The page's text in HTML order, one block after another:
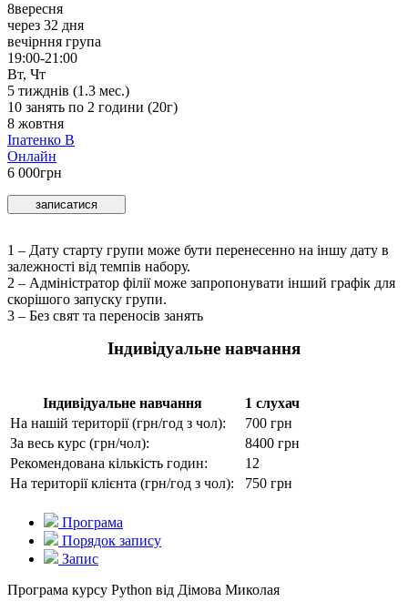
8вересня
через 32 дня
вечірння група
19:00-21:00
Вт, Чт
5 тижднів (1.3 мес.)
10 занять по 2 години (20г)
8 жовтня
Іпатенко В
Онлайн
6 000грн
записатися
1 – Дату старту групи може бути перенесенно на іншу дату в
залежностi вiд темпiв набору.
2 – Адмiнiстратор фiлiї може запропонувати інший графік для
скорішого запуску групи.
3 – Без свят та переносів занять
Iндивідуальне навчання
Iндивідуальне навчання
1 слухач
На нашiй території (грн/год з чол):
700 грн
За весь курс (грн/чол):
8400 грн
Рекомендована кiлькiсть годин:
12
На території клієнта (грн/год з чол):
750 грн
Програма
Порядок запису
Запис
Програма курсу Python вiд Дiмова Миколая